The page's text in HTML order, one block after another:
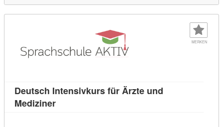
MERKEN
Deutsch Intensivkurs für Ärzte und
MedizinerKursdetail: Deutsch Intensivkurs für Ärzte